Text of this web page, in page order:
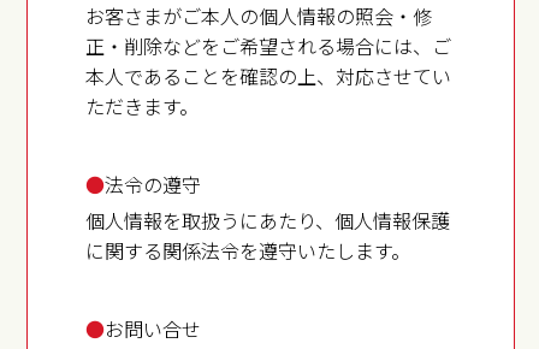
お客さまがご本人の個人情報の照会・修
正・削除などをご希望される場合には、ご
本人であることを確認の上、対応させてい
ただきます。
●法令の遵守
個人情報を取扱うにあたり、個人情報保護
に関する関係法令を遵守いたします。
●お問い合せ